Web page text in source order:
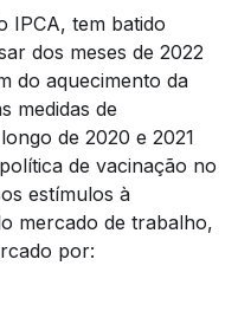
IPCA, tem batido
dos meses de 2022
do aquecimento da
medidas de
de 2020 e 2021
de vacinação no
estímulos à
mercado de trabalho,
por: